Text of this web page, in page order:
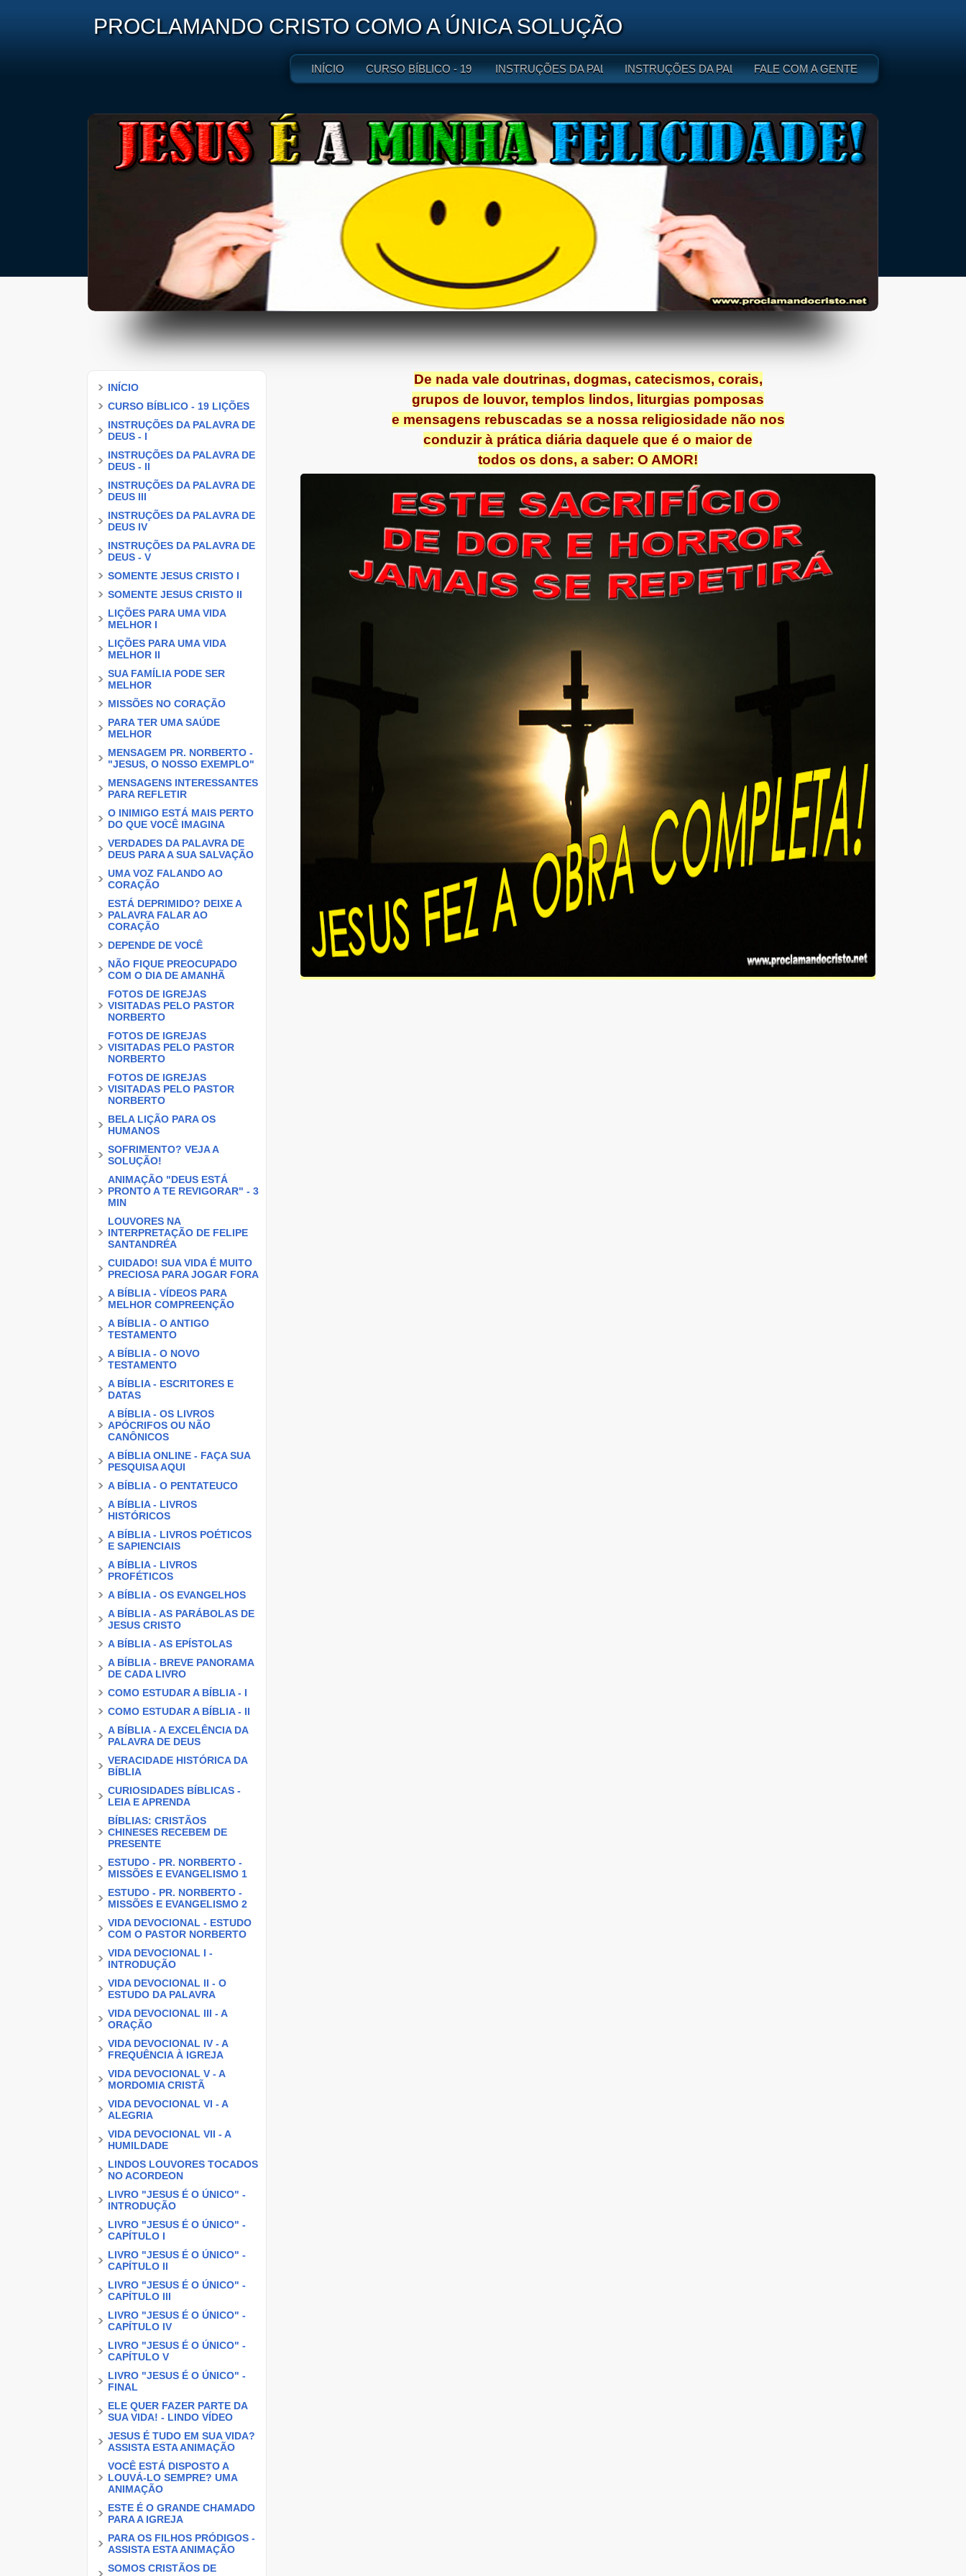
PROCLAMANDO CRISTO COMO A ÚNICA SOLUÇÃO
INÍCIO CURSO BÍBLICO - 19 LIÇÕESINSTRUÇÕES DA PALAVRA DE DEUS - IINSTRUÇÕES DA PALAVRA DE DEUS - II
FALE COM A GENTE
INÍCIO
CURSO BÍBLICO - 19 LIÇÕES
INSTRUÇÕES DA PALAVRA DE
DEUS - I
INSTRUÇÕES DA PALAVRA DE
DEUS - II
INSTRUÇÕES DA PALAVRA DE
DEUS III
INSTRUÇÕES DA PALAVRA DE
DEUS IV
INSTRUÇÕES DA PALAVRA DE
DEUS - V
SOMENTE JESUS CRISTO I
SOMENTE JESUS CRISTO II
LIÇÕES PARA UMA VIDA
MELHOR I
LIÇÕES PARA UMA VIDA
MELHOR II
SUA FAMÍLIA PODE SER
MELHOR
MISSÕES NO CORAÇÃO
PARA TER UMA SAÚDE
MELHOR
MENSAGEM PR. NORBERTO -
"JESUS, O NOSSO EXEMPLO"
MENSAGENS INTERESSANTES
PARA REFLETIR
O INIMIGO ESTÁ MAIS PERTO
DO QUE VOCÊ IMAGINA
VERDADES DA PALAVRA DE
DEUS PARA A SUA SALVAÇÃO
UMA VOZ FALANDO AO
CORAÇÃO
ESTÁ DEPRIMIDO? DEIXE A
PALAVRA FALAR AO
CORAÇÃO
DEPENDE DE VOCÊ
NÃO FIQUE PREOCUPADO
COM O DIA DE AMANHÃ
FOTOS DE IGREJAS
VISITADAS PELO PASTOR
NORBERTO
FOTOS DE IGREJAS
VISITADAS PELO PASTOR
NORBERTO
FOTOS DE IGREJAS
VISITADAS PELO PASTOR
NORBERTO
BELA LIÇÃO PARA OS
HUMANOS
SOFRIMENTO? VEJA A
SOLUÇÃO!
ANIMAÇÃO "DEUS ESTÁ
PRONTO A TE REVIGORAR" - 3
MIN
LOUVORES NA
INTERPRETAÇÃO DE FELIPE
SANTANDRÉA
CUIDADO! SUA VIDA É MUITO
PRECIOSA PARA JOGAR FORA
A BÍBLIA - VÍDEOS PARA
MELHOR COMPREENÇÃO
A BÍBLIA - O ANTIGO
TESTAMENTO
A BÍBLIA - O NOVO
TESTAMENTO
A BÍBLIA - ESCRITORES E
DATAS
A BÍBLIA - OS LIVROS
APÓCRIFOS OU NÃO
CANÔNICOS
A BÍBLIA ONLINE - FAÇA SUA
PESQUISA AQUI
A BÍBLIA - O PENTATEUCO
A BÍBLIA - LIVROS
HISTÓRICOS
A BÍBLIA - LIVROS POÉTICOS
E SAPIENCIAIS
A BÍBLIA - LIVROS
PROFÉTICOS
A BÍBLIA - OS EVANGELHOS
A BÍBLIA - AS PARÁBOLAS DE
JESUS CRISTO
A BÍBLIA - AS EPÍSTOLAS
A BÍBLIA - BREVE PANORAMA
DE CADA LIVRO
COMO ESTUDAR A BÍBLIA - I
COMO ESTUDAR A BÍBLIA - II
A BÍBLIA - A EXCELÊNCIA DA
PALAVRA DE DEUS
VERACIDADE HISTÓRICA DA
BÍBLIA
CURIOSIDADES BÍBLICAS -
LEIA E APRENDA
BÍBLIAS: CRISTÃOS
CHINESES RECEBEM DE
PRESENTE
ESTUDO - PR. NORBERTO -
MISSÕES E EVANGELISMO 1
ESTUDO - PR. NORBERTO -
MISSÕES E EVANGELISMO 2
VIDA DEVOCIONAL - ESTUDO
COM O PASTOR NORBERTO
VIDA DEVOCIONAL I -
INTRODUÇÃO
VIDA DEVOCIONAL II - O
ESTUDO DA PALAVRA
VIDA DEVOCIONAL III - A
ORAÇÃO
VIDA DEVOCIONAL IV - A
FREQUÊNCIA À IGREJA
VIDA DEVOCIONAL V - A
MORDOMIA CRISTÃ
VIDA DEVOCIONAL VI - A
ALEGRIA
VIDA DEVOCIONAL VII - A
HUMILDADE
LINDOS LOUVORES TOCADOS
NO ACORDEON
LIVRO "JESUS É O ÚNICO" -
INTRODUÇÃO
LIVRO "JESUS É O ÚNICO" -
CAPÍTULO I
LIVRO "JESUS É O ÚNICO" -
CAPÍTULO II
LIVRO "JESUS É O ÚNICO" -
CAPÍTULO III
LIVRO "JESUS É O ÚNICO" -
CAPÍTULO IV
LIVRO "JESUS É O ÚNICO" -
CAPÍTULO V
LIVRO "JESUS É O ÚNICO" -
FINAL
ELE QUER FAZER PARTE DA
SUA VIDA! - LINDO VÍDEO
JESUS É TUDO EM SUA VIDA?
ASSISTA ESTA ANIMAÇÃO
VOCÊ ESTÁ DISPOSTO A
LOUVÁ-LO SEMPRE? UMA
ANIMAÇÃO
ESTE É O GRANDE CHAMADO
PARA A IGREJA
PARA OS FILHOS PRÓDIGOS -
ASSISTA ESTA ANIMAÇÃO
SOMOS CRISTÃOS DE
De nada vale doutrinas, dogmas, catecismos, corais,
grupos de louvor, templos lindos, liturgias pomposas
e mensagens rebuscadas se a nossa religiosidade não nos
conduzir à prática diária daquele que é o maior de
todos os dons, a saber: O AMOR!